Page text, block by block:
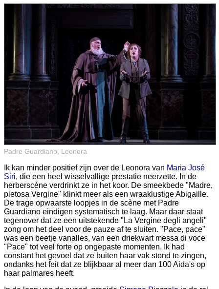
Padre Guardiano, Leonora
Ik kan minder positief zijn over de Leonora van Maria José
Siri, die een heel wisselvallige prestatie neerzette. In de
herberscène verdrinkt ze in het koor. De smeekbede "Madre,
pietosa Vergine" klinkt meer als een wraaklustige Abigaille.
De trage opwaarste loopjes in de scène met Padre
Guardiano eindigen systematisch te laag. Maar daar staat
tegenover dat ze een uitstekende "La Vergine degli angeli"
zong om het deel voor de pauze af te sluiten. "Pace, pace"
was een beetje vanalles, van een driekwart messa di voce
"Pace" tot veel forte op ongepaste momenten. Ik had
constant het gevoel dat ze buiten haar vak stond te zingen,
ondanks het feit dat ze blijkbaar al meer dan 100 Aida's op
haar palmares heeft.